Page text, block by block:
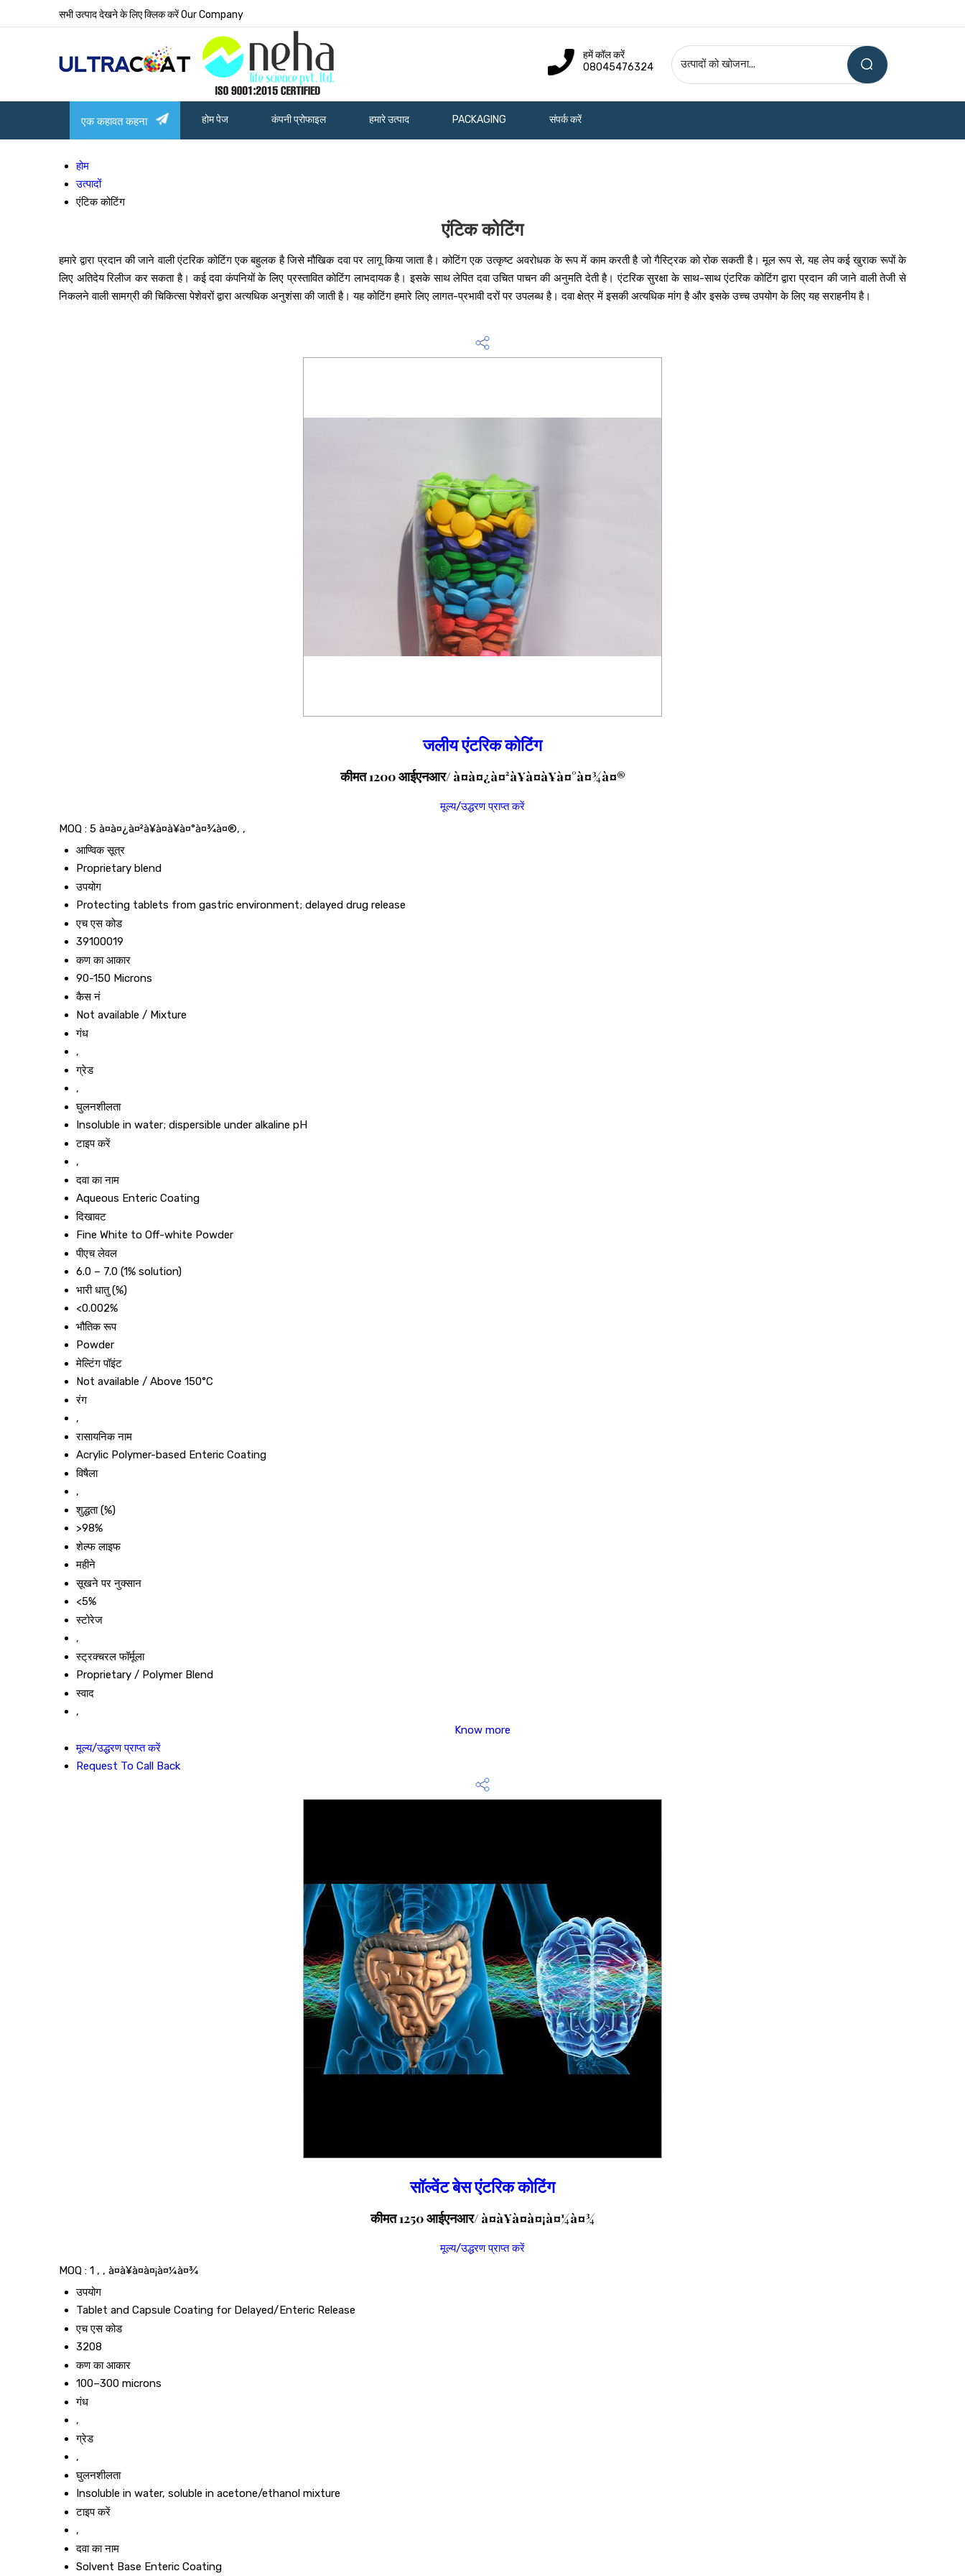
सभी उत्पाद देखने के लिए क्लिक करें Our Company
हमें कॉल करें
08045476324
एक कहावत कहना होम पेज कंपनी प्रोफाइल हमारे उत्पाद PACKAGING संपर्क करें
होम
उत्पादों
एंटिक कोटिंग
एंटिक कोटिंग
हमारे द्वारा प्रदान की जाने वाली एंटरिक कोटिंग एक बहुलक है जिसे मौखिक दवा पर लागू किया जाता है। कोटिंग एक उत्कृष्ट अवरोधक के रूप में काम करती है जो गैस्ट्रिक को रोक सकती है। मूल रूप से, यह लेप कई खुराक रूपों के
लिए अतिदेय रिलीज कर सकता है। कई दवा कंपनियों के लिए प्रस्तावित कोटिंग लाभदायक है। इसके साथ लेपित दवा उचित पाचन की अनुमति देती है। एंटरिक सुरक्षा के साथ-साथ एंटरिक कोटिंग द्वारा प्रदान की जाने वाली तेजी से
निकलने वाली सामग्री की चिकित्सा पेशेवरों द्वारा अत्यधिक अनुशंसा की जाती है। यह कोटिंग हमारे लिए लागत-प्रभावी दरों पर उपलब्ध है। दवा क्षेत्र में इसकी अत्यधिक मांग है और इसके उच्च उपयोग के लिए यह सराहनीय है।
जलीय एंटरिक कोटिंग
कीमत 1200 आईएनआर/ à¤à¤¿à¤²à¥à¤à¥à¤°à¤¾à¤®
मूल्य/उद्धरण प्राप्त करें
MOQ : 5 à¤à¤¿à¤²à¥à¤à¥à¤°à¤¾à¤®, ,
आण्विक सूत्र
Proprietary blend
उपयोग
Protecting tablets from gastric environment; delayed drug release
एच एस कोड
39100019
कण का आकार
90-150 Microns
कैस नं
Not available / Mixture
गंध
,
ग्रेड
,
घुलनशीलता
Insoluble in water; dispersible under alkaline pH
टाइप करें
,
दवा का नाम
Aqueous Enteric Coating
दिखावट
Fine White to Off-white Powder
पीएच लेवल
6.0 – 7.0 (1% solution)
भारी धातु (%)
<0.002%
भौतिक रूप
Powder
मेल्टिंग पॉइंट
Not available / Above 150°C
रंग
,
रासायनिक नाम
Acrylic Polymer-based Enteric Coating
विषैला
,
शुद्धता (%)
>98%
शेल्फ लाइफ
महीने
सूखने पर नुक्सान
<5%
स्टोरेज
,
स्ट्रक्चरल फॉर्मूला
Proprietary / Polymer Blend
स्वाद
,
Know more
मूल्य/उद्धरण प्राप्त करें
Request To Call Back
सॉल्वेंट बेस एंटरिक कोटिंग
कीमत 1250 आईएनआर/ à¤à¥à¤à¤¡à¤¼à¤¾
मूल्य/उद्धरण प्राप्त करें
MOQ : 1 , , à¤à¥à¤à¤¡à¤¼à¤¾
उपयोग
Tablet and Capsule Coating for Delayed/Enteric Release
एच एस कोड
3208
कण का आकार
100–300 microns
गंध
,
ग्रेड
,
घुलनशीलता
Insoluble in water, soluble in acetone/ethanol mixture
टाइप करें
,
दवा का नाम
Solvent Base Enteric Coating